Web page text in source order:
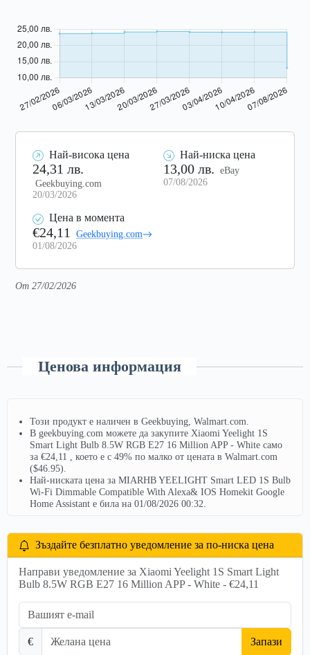
Най-висока цена
24,31 лв.
Geekbuying.com
20/03/2026
Най-ниска цена
13,00 лв. eBay
07/08/2026
Цена в момента
€24,11
Geekbuying.com
01/08/2026
От 27/02/2026
Ценова информация
Този продукт е наличен в Geekbuying, Walmart.com.
В geekbuying.com можете да закупите Xiaomi Yeelight 1S
Smart Light Bulb 8.5W RGB E27 16 Million APP - White само
за €24,11 , което е с 49% по малко от цената в Walmart.com
($46.95).
Най-ниската цена за MIARHB YEELIGHT Smart LED 1S Bulb
Wi-Fi Dimmable Compatible With Alexa& IOS Homekit Google
Home Assistant е била на 01/08/2026 00:32.
Зъздайте безплатно уведомление за по-ниска цена
Направи уведомление за Xiaomi Yeelight 1S Smart Light
Bulb 8.5W RGB E27 16 Million APP - White - €24,11
€ Запази